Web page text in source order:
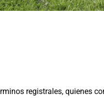
registrales, quienes